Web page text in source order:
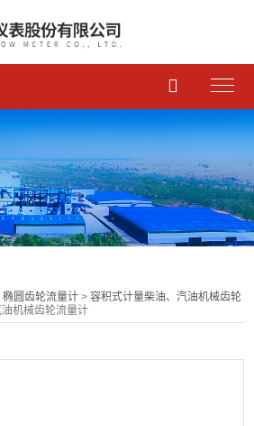

椭圆齿轮流量计 >容积式计量柴油、汽油机械齿轮
机械齿轮流量计